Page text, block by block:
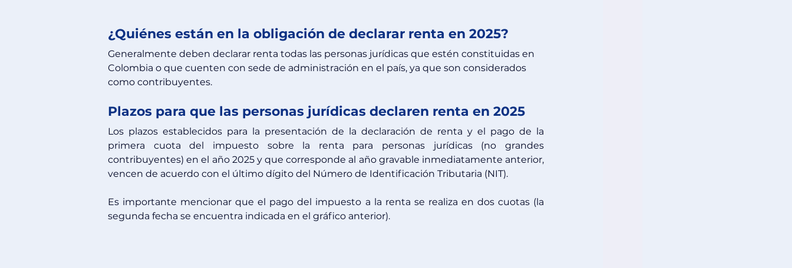
¿Quiénes están en la obligación de declarar renta en 2025?
Generalmente deben declarar renta todas las personas jurídicas que estén constituidas en
Colombia o que cuenten con sede de administración en el país, ya que son considerados
como contribuyentes.
Plazos para que las personas jurídicas declaren renta en 2025
Los plazos establecidos para la presentación de la declaración de renta y el pago de la
primera cuota del impuesto sobre la renta para personas jurídicas (no grandes
contribuyentes) en el año 2025 y que corresponde al año gravable inmediatamente anterior,
vencen de acuerdo con el último dígito del Número de Identificación Tributaria (NIT).
Es importante mencionar que el pago del impuesto a la renta se realiza en dos cuotas (la
segunda fecha se encuentra indicada en el gráfico anterior).